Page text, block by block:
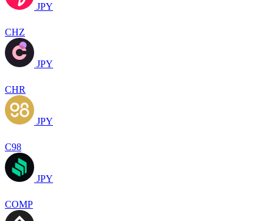
JPY
CHZ
JPY
CHR
JPY
C98
JPY
COMP